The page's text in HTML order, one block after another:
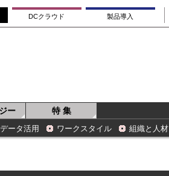
DCクラウド 製品導入
ー 特 集
データ活用 ワークスタイル 組織と人材